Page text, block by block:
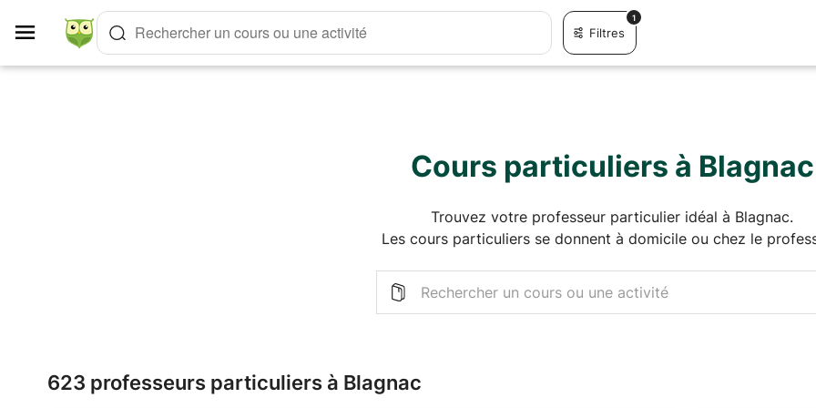
Rechercher un cours ou une activité Filtres
1
Cours particuliers à Blagnac
Trouvez votre professeur particulier idéal à Blagnac.
Les cours particuliers se donnent à domicile ou chez le
623 professeurs particuliers à Blagnac